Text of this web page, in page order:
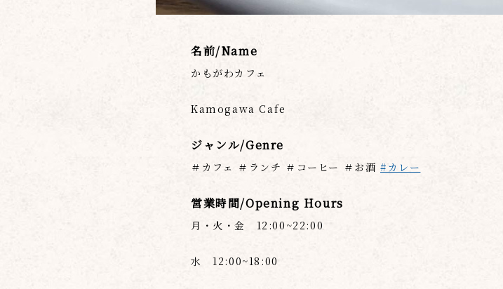
名前/Name
かもがわカフェ
Kamogawa Cafe
ジャンル/Genre
＃カフェ ＃ランチ ＃コーヒー ＃お酒#カレー
営業時間/Opening Hours
月・火・金 12:00~22:00
水 12:00~18:00